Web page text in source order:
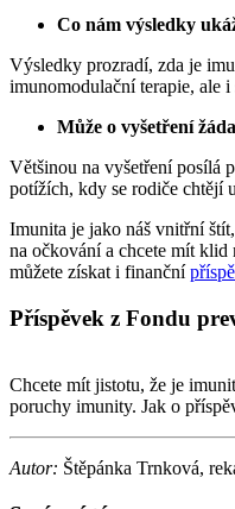
Co nám výsledky
Výsledky prozradí, zda je
imunomodulační terapie, ale
Může o vyšetření
Většinou na vyšetření posílá
potížích, kdy se rodiče chtějí
Imunita je jako náš vnitřní
na očkování a chcete mít klid
můžete získat i finanční
Příspěvek z Fondu
Chcete mít jistotu, že je
poruchy imunity. Jak o
Autor: Štěpánka Trnková,